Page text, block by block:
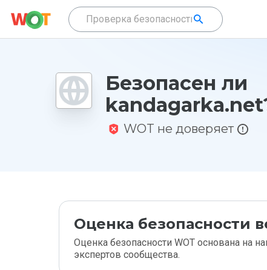
Безопасен ли
WOT не доверяет
Оценка безопасности
Оценка безопасности WOT основана на
экспертов сообщества.